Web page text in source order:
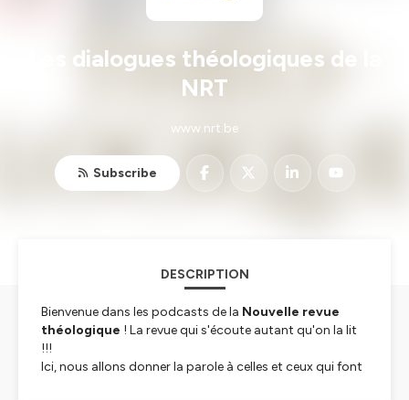
Les dialogues théologiques de la
NRT
www.nrt.be
Subscribe
DESCRIPTION
Bienvenue dans les podcasts de la Nouvelle revue
théologique ! La revue qui s'écoute autant qu'on la lit
!!!
Ici, nous allons donner la parole à celles et ceux qui font